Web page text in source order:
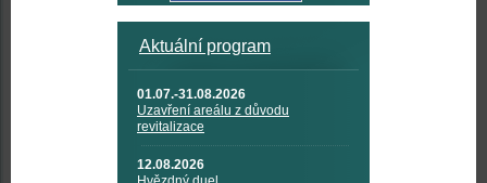
Aktuální program
01.07.-31.08.2026
Uzavření areálu z důvodu
revitalizace
12.08.2026